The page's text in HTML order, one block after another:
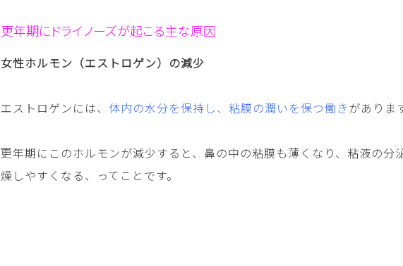
更年期にドライノーズが起こる主な原因
女性ホルモン（エストロゲン）の減少
エストロゲンには、 体内の水分を保持し、粘膜の潤いを保つ働きがありま
更年期にこのホルモンが減少すると、鼻の中の粘膜も薄くなり、粘液の分
燥しやすくなる、ってことです。